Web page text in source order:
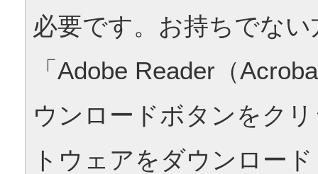
必要です。お持ちでな
「Adobe Reader（
ウンロードボタンをク
トウェアをダウンロー